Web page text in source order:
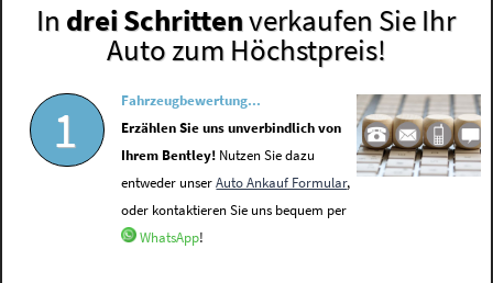
In drei Schrittenverkaufen Sie Ihr
Auto zum Höchstpreis!
1
Fahrzeugbewertung...
Erzählen Sie uns unverbindlich von
Ihrem Bentley! Nutzen Sie dazu
entweder unserAuto Ankauf Formular,
oder kontaktieren Sie uns bequem per
WhatsApp!